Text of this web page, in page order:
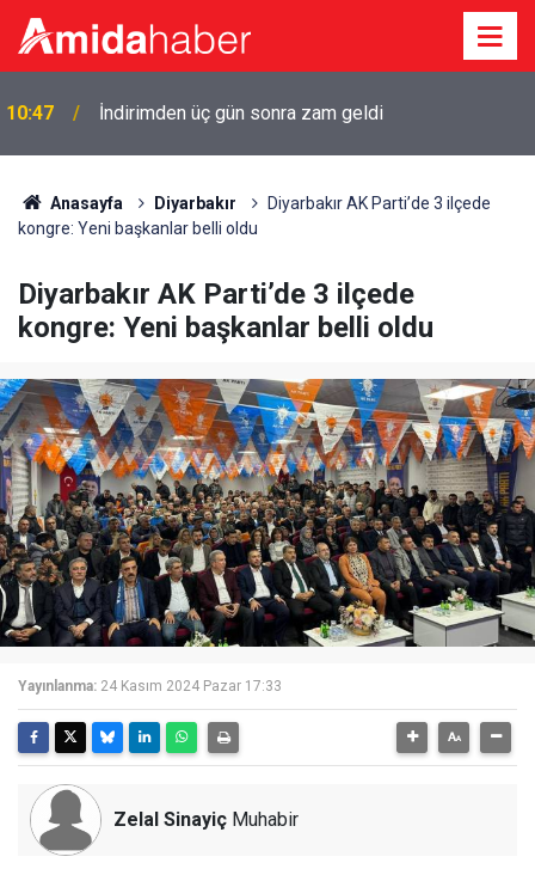
10:38 Diyarbakır'da aynı gece iki evde yangın
Anasayfa Diyarbakır
Diyarbakır AK Parti’de 3 ilçede
kongre: Yeni başkanlar belli oldu
Diyarbakır AK Parti’de 3 ilçede
kongre: Yeni başkanlar belli oldu
Yayınlanma: 24 Kasım 2024 Pazar 17:33
Zelal Sinayiç Muhabir